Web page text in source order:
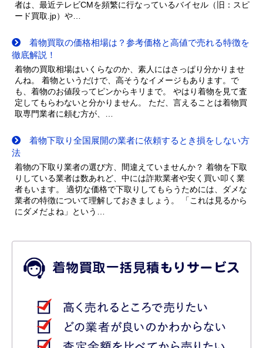
者は、最近テレビCMを頻繁に行なっているバイセル（旧：スピ
ード買取.jp）や…
着物買取の価格相場は？参考価格と高値で売れる特徴を
徹底解説！
着物の買取相場はいくらなのか、素人にはさっぱり分かりませ
んね。 着物というだけで、高そうなイメージもあります。で
も、着物のお値段ってピンからキリまで。 やはり着物を見て査
定してもらわないと分かりません。 ただ、言えることは着物買
取専門業者に頼む方が、…
着物下取り全国展開の業者に依頼するとき損をしない方
法
着物の下取り業者の選び方、間違えていませんか？ 着物を下取
りしている業者は数あれど、中には詐欺業者や安く買い叩く業
者もいます。 適切な価格で下取りしてもらうためには、ダメな
業者の特徴について理解しておきましょう。 「これは見るから
にダメだよね」という…